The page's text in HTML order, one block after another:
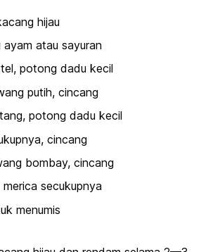
hijau
ayam atau sayuran
potong dadu kecil
putih, cincang
potong dadu kecil
cincang
bombay, cincang
secukupnya
menumis